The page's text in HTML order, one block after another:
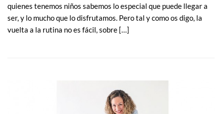
quienes tenemos niños sabemos lo especial que puede llegar a
ser, y lo mucho que lo disfrutamos. Pero tal y como os digo, la
vuelta a la rutina no es fácil, sobre […]